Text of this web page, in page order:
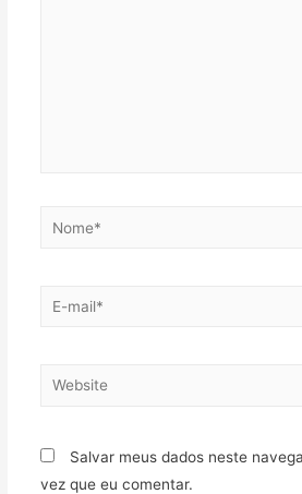
Salvar meus dados neste
vez que eu comentar.